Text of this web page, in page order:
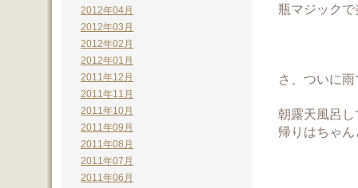
瓶マジック
さ、ついに
朝露天風呂
帰りはちゃ
2012年04月
2012年03月
2012年02月
2012年01月
2011年12月
2011年11月
2011年10月
2011年09月
2011年08月
2011年07月
2011年06月